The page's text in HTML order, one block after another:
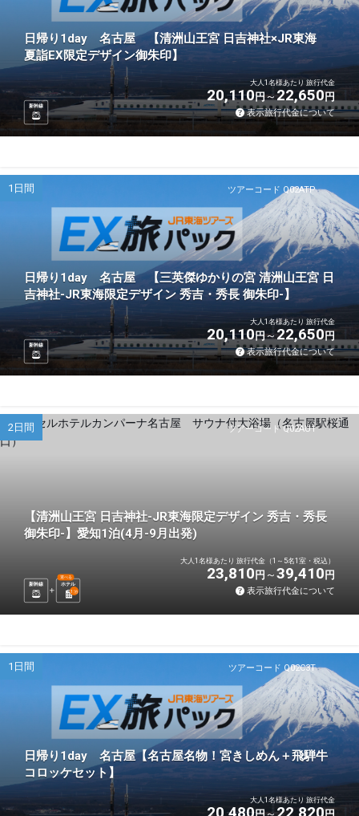
日帰り1day 名古屋 【清洲山王宮 日吉神社×JR東海
夏詣EX限定デザイン御朱印】
新幹線
大人1名様あたり 旅行代金
20,110円 22,650円
表示旅行代金について
ツアーコード Q02ATP
1日間
日帰り1day 名古屋 【三英傑ゆかりの宮 清洲山王宮 日
吉神社-JR東海限定デザイン 秀吉・秀長 御朱印-】
新幹線
大人1名様あたり 旅行代金
20,110円 22,650円
表示旅行代金について
ツアーコード Q02AU1
2日間
【清洲山王宮 日吉神社-JR東海限定デザイン 秀吉・秀長
御朱印-】愛知1泊(4月-9月出発)
新幹線 ホテル
選べる
1 泊
大人1名様あたり 旅行代金（1～5名1室・税込）
23,810 円 39,410 円
表示旅行代金について
ツアーコード Q02C3T
1日間
日帰り1day 名古屋【名古屋名物！宮きしめん＋飛騨牛
コロッケセット】
大人1名様あたり 旅行代金
20,480 22,820